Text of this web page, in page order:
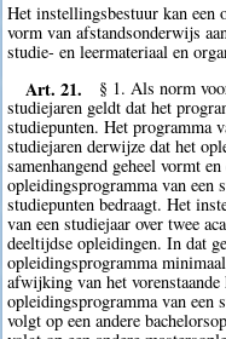
Het instellingsbestuur kan
vorm van afstandsonderwijs
studie- en leermateriaal en
Art. 21.
§ 1. Als norm
studiejaren geldt dat het
studiepunten. Het programma
studiejaren derwijze dat het
samenhangend geheel vormt
opleidingsprogramma van een
studiepunten bedraagt. Het
van een studiejaar over twee
deeltijdse opleidingen. In dat
opleidingsprogramma
afwijking van het
opleidingsprogramma van een
volgt op een andere